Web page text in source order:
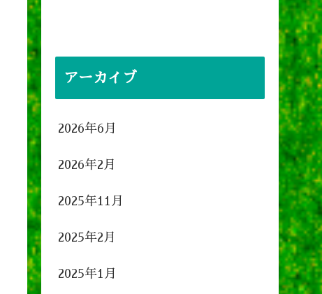
アーカイブ
2026年6月
2026年2月
2025年11月
2025年2月
2025年1月